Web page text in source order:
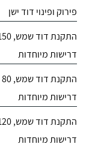
פירוק ופינוי דוד ישן
דרישות מיוחדות
דרישות מיוחדות
דרישות מיוחדות